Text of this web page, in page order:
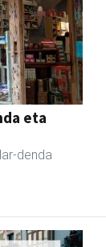
eta
denda